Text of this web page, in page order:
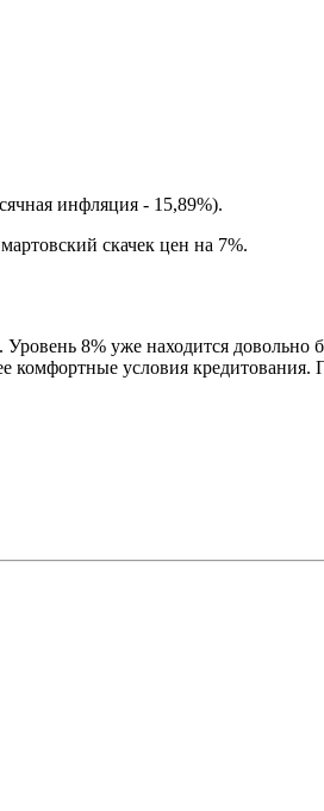
инфляция - 15,89%).
скачек цен на 7%.
8% уже находится довольно
комфортные условия